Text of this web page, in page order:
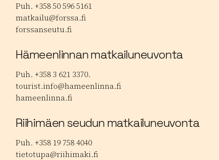
Puh. +358 50 596 5161
matkailu@forssa.fi
forssanseutu.fi
Hämeenlinnan matkailuneuvonta
Puh. +358 3 621 3370.
tourist.info@hameenlinna.fi
hameenlinna.fi
Riihimäen seudun matkailuneuvonta
Puh. +358 19 758 4040
tietotupa@riihimaki.fi